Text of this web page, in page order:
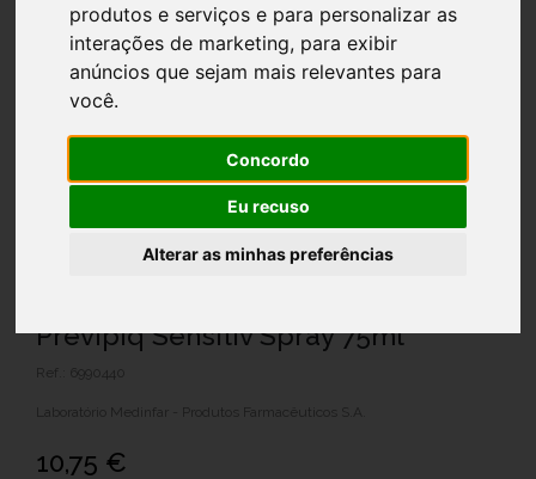
produtos e serviços e para personalizar as
interações de marketing, para exibir
anúncios que sejam mais relevantes para
você.
Concordo
Eu recuso
Alterar as minhas preferências
Previpiq Sensitiv Spray 75ml
Ref.: 6990440
Laboratório Medinfar - Produtos Farmacêuticos S.A.
10,75 €